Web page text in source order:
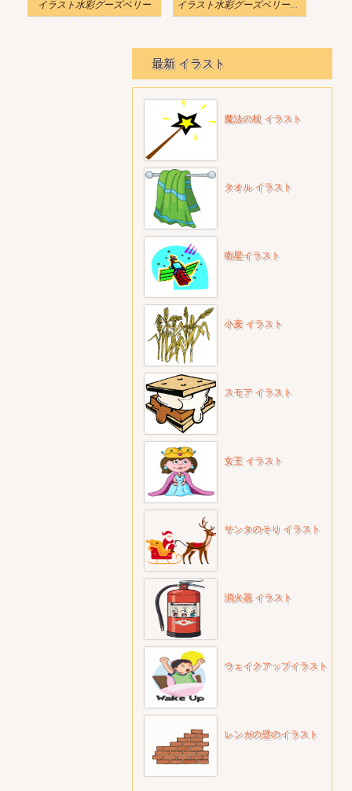
イラスト水彩グーズベリー イラスト水彩グーズベリーの枝
最新 イラスト
魔法の杖 イラスト
タオル イラスト
衛星イラスト
小麦 イラスト
スモア イラスト
女王 イラスト
サンタのそり イラスト
消火器 イラスト
ウェイクアップイラスト
レンガの壁のイラスト